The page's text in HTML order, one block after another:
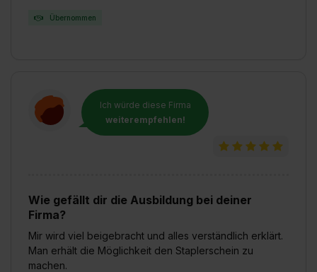
Übernommen
Ich würde diese Firma
weiterempfehlen!
Wie gefällt dir die Ausbildung bei deiner
Firma?
Mir wird viel beigebracht und alles verständlich erklärt.
Man erhält die Möglichkeit den Staplerschein zu
machen.